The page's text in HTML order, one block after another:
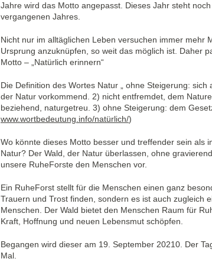
Jahre wird das Motto angepasst. Dieses Jahr steht
vergangenen Jahres.
Nicht nur im alltäglichen Leben versuchen immer mehr
Ursprung anzuknüpfen, so weit das möglich ist. Daher
Motto – „Natürlich erinnern“
Die Definition des Wortes Natur „ ohne Steigerung:
der Natur vorkommend. 2) nicht entfremdet, dem
beziehend, naturgetreu. 3) ohne Steigerung: dem
www.wortbedeutung.info/natürlich/)
Wo könnte dieses Motto besser und treffender sein als
Natur? Der Wald, der Natur überlassen, ohne
unsere RuheForste den Menschen vor.
Ein RuheForst stellt für die Menschen einen ganz
Trauern und Trost finden, sondern es ist auch zugleich
Menschen. Der Wald bietet den Menschen Raum für
Kraft, Hoffnung und neuen Lebensmut schöpfen.
Begangen wird dieser am 19. September 20210. Der
Mal.